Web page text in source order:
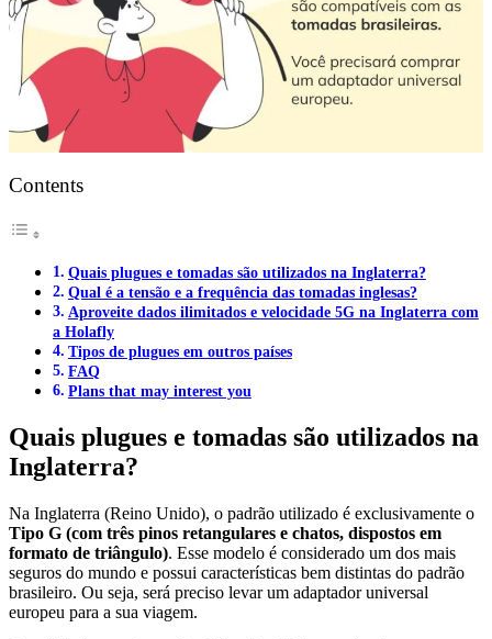
Contents
Quais plugues e tomadas são utilizados na Inglaterra?
Qual é a tensão e a frequência das tomadas inglesas?
Aproveite dados ilimitados e velocidade 5G na Inglaterra com
a Holafly
Tipos de plugues em outros países
FAQ
Plans that may interest you
Quais plugues e tomadas são utilizados na
Inglaterra?
Na Inglaterra (Reino Unido), o padrão utilizado é exclusivamente o
Tipo G (com três pinos retangulares e chatos, dispostos em
formato de triângulo). Esse modelo é considerado um dos mais
seguros do mundo e possui características bem distintas do padrão
brasileiro. Ou seja, será preciso levar um adaptador universal
europeu para a sua viagem.